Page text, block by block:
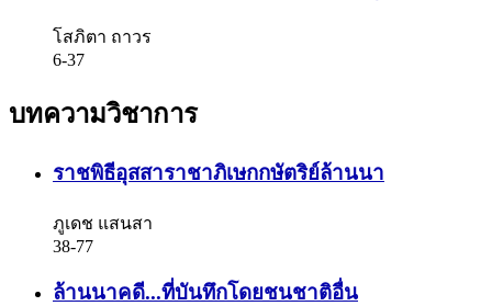
โสภิตา ถาวร
6-37
บทความวิชาการ
ราชพิธีอุสสาราชาภิเษกกษัตริย์ล้านนา
ภูเดช แสนสา
38-77
ล้านนาคดี...ที่บันทึกโดยชนชาติอื่น